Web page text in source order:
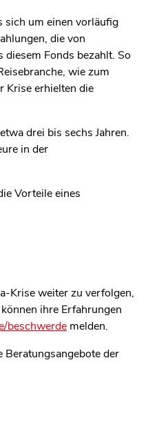
sich um einen vorläufig
die von
Fonds bezahlt. So
wie zum
Krise erhielten die
drei bis sechs Jahren.
in der
Vorteile eines
Krise weiter zu verfolgen,
ihre Erfahrungen
beschwerde melden.
der